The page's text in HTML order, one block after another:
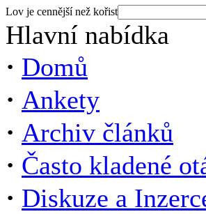
Lov je cennější než kořist
Hlavní nabídka
· Domů
· Ankety
· Archiv článků
· Často kladené
· Diskuze a